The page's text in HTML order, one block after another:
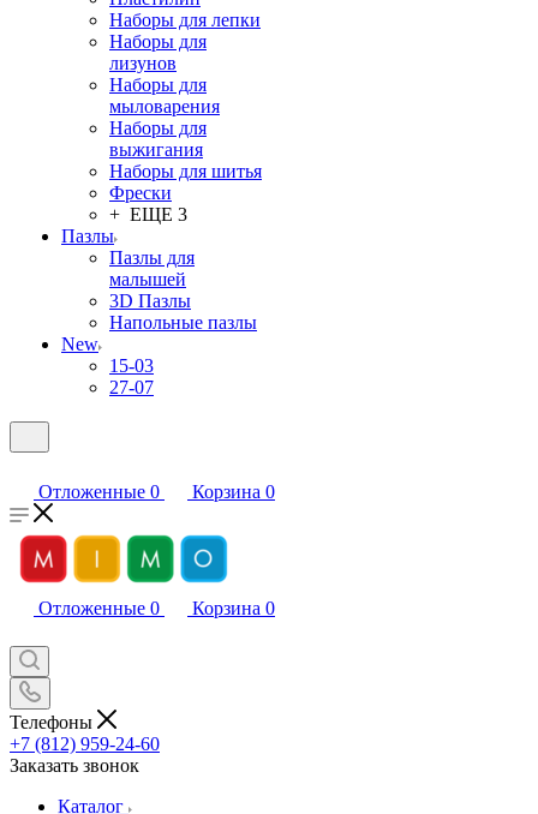
Наборы для лепки
Наборы для
лизунов
Наборы для
мыловарения
Наборы для
выжигания
Наборы для шитья
Фрески
+ ЕЩЕ 3
Пазлы
Пазлы для
малышей
3D Пазлы
Напольные пазлы
New
15-03
27-07
Отложенные 0 Корзина 0
Отложенные 0 Корзина 0
Телефоны
+7 (812) 959-24-60
Заказать звонок
Каталог